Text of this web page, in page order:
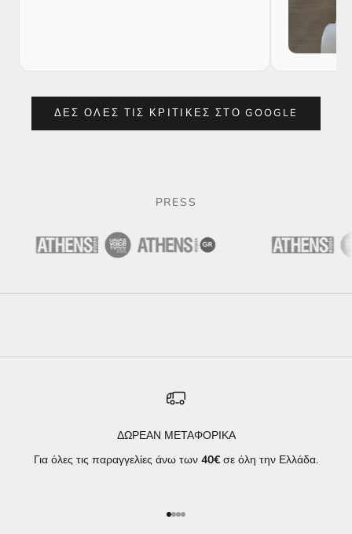
ΔΕΣ ΟΛΕΣ ΤΙΣ ΚΡΙΤΙΚΕΣ ΣΤΟ GOOGLE
PRESS
ΔΩΡΕΑΝ ΜΕΤΑΦΟΡΙΚΑ
Για όλες τις παραγγελίες άνω των 40€ σε όλη την Ελλάδα.
Μεταβείτε στο στοιχείο 1
Μεταβείτε στο στοιχείο 2
Μεταβείτε στο στοιχείο 3
Μεταβείτε στο στοιχείο 4